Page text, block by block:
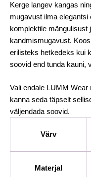
Kerge langev kangas
mugavust ilma
komplektile mängulisust
kandmismugavust.
erilisteks hetkedeks kui
soovid end tunda kauni,
Vali endale LUMM
kanna seda täpselt
väljendada soovid.
Värv
Materjal